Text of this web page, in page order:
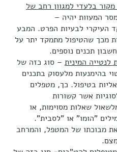
בלעדי למגוון רחב של
המעוות יהיה –
העיקרי לבעיות הפרט. המבע
מכך שהטיפול מתמקד יתר על
תכנים נוספים.
לנטייה המינית – סוג כזה של
בהימנעות מלעסוק בתכנים
בטיפול. כך, מטפלים
אשר קשורות
שאלות מסוימות, או
"הומו" או "לסבית".
מבוכתו של המטפל, והמרחב